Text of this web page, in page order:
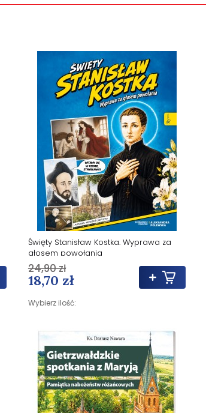
Święty Stanisław Kostka. Wyprawa za
głosem powołania
18,70 zł
Wybierz ilość:
24,90 zł